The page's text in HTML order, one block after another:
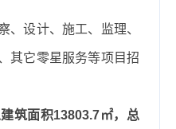
、设计、施工、监理、
其它零星服务等项目招
筑面积13803.7㎡，总